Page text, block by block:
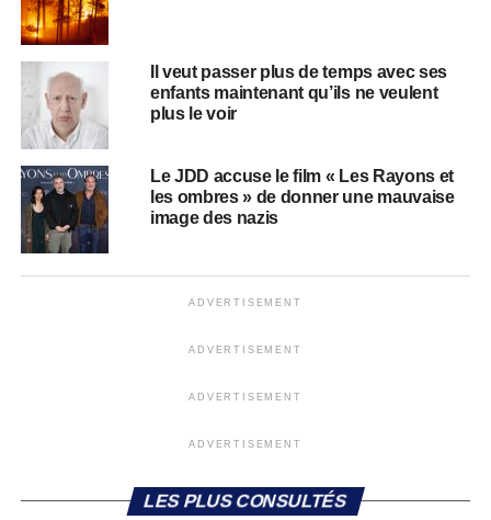
Il veut passer plus de temps avec ses
enfants maintenant qu’ils ne veulent
plus le voir
Le JDD accuse le film « Les Rayons et
les ombres » de donner une mauvaise
image des nazis
ADVERTISEMENT
ADVERTISEMENT
ADVERTISEMENT
ADVERTISEMENT
LES PLUS CONSULTÉS